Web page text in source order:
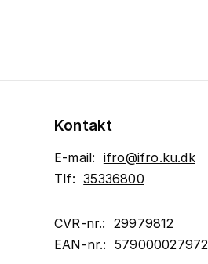
Kontakt
E-mail: ifro@ifro.ku.dk
Tlf:35336800
CVR-nr.: 29979812
EAN-nr.: